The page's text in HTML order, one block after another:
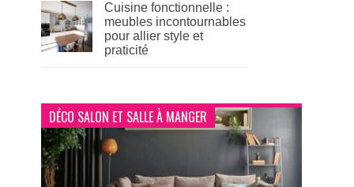
Cuisine fonctionnelle :
meubles incontournables
pour allier style et
praticité
DÉCO SALON ET SALLE À MANGER